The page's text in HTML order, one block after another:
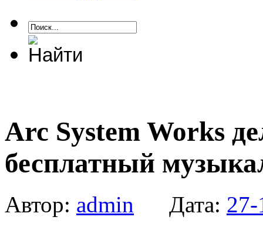
Arc System Works
бесплатный
Автор: admin Дата: